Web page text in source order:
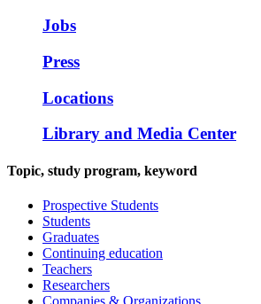
Jobs
Press
Locations
Library and Media Center
Topic, study program, keyword
Prospective Students
Students
Graduates
Continuing education
Teachers
Researchers
Companies & Organizations